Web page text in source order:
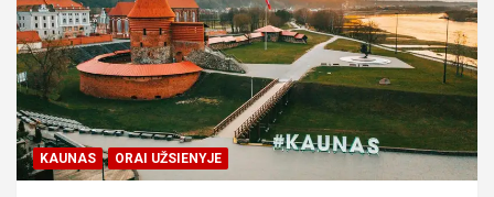
KAUNAS ORAI UŽSIENYJE